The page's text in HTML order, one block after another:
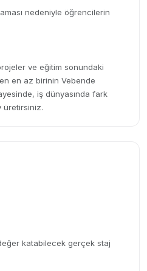
nedeniyle öğrencilerin
ve eğitim sonundaki
en az birinin Vebende
iş dünyasında fark
üretirsiniz.
katabilecek gerçek staj